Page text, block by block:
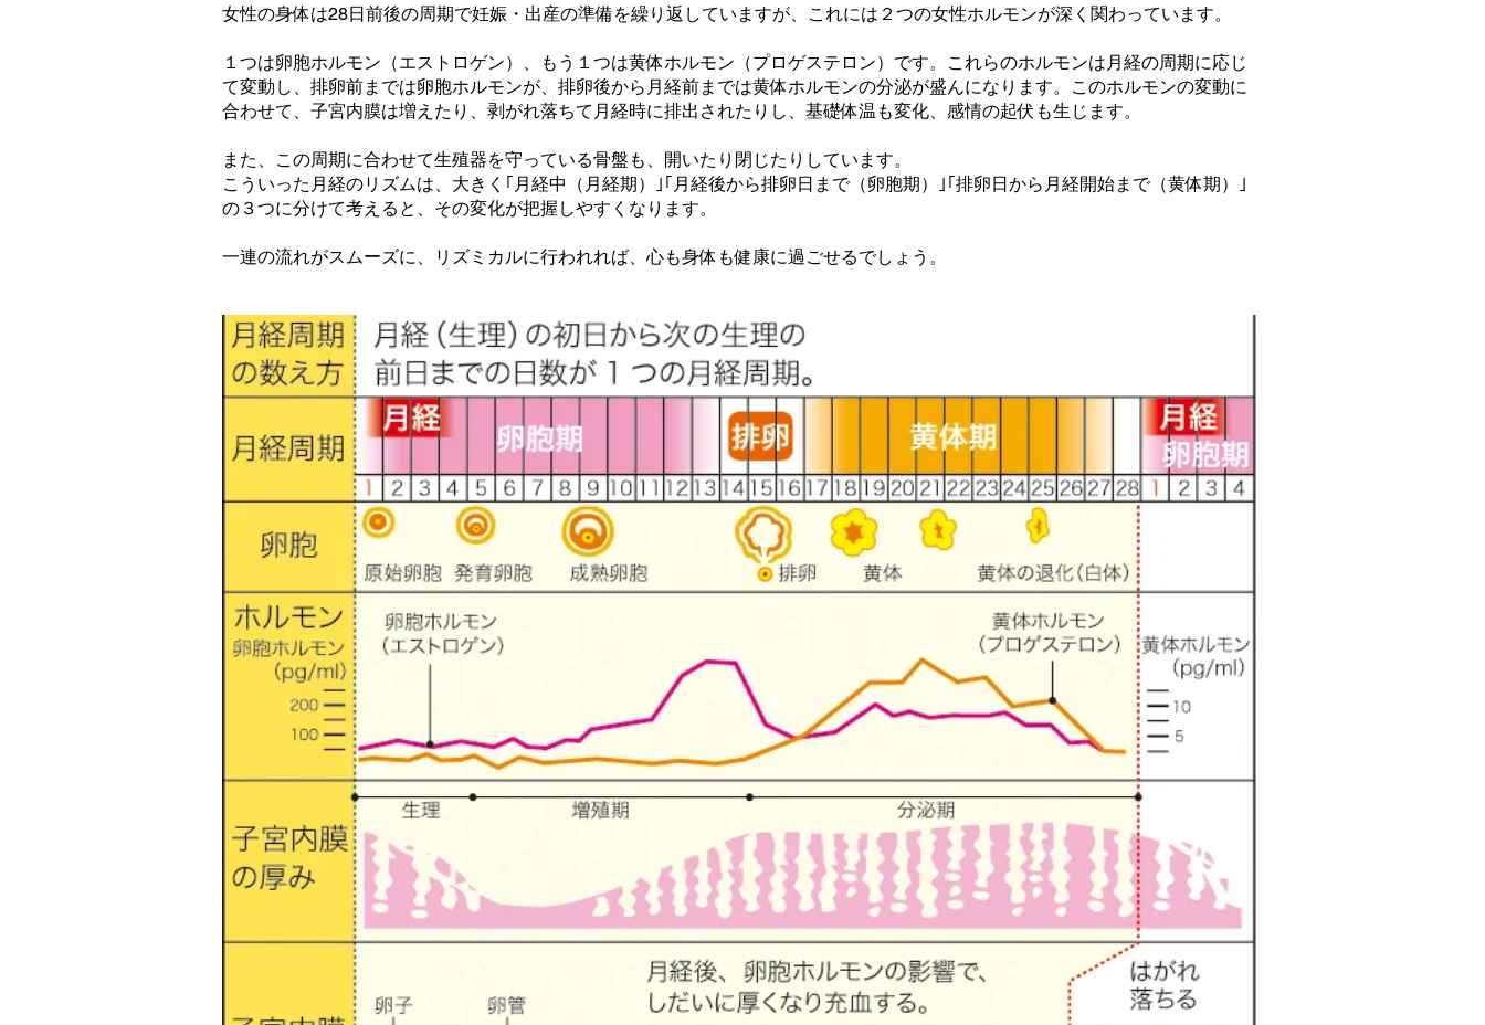
女性の身体は28日前後の周期で妊娠・出産の準備を繰り返していますが、これには２つの女性ホルモンが深く関わっています。
１つは卵胞ホルモン（エストロゲン）、もう１つは黄体ホルモン（プロゲステロン）です。これらのホルモンは月経の周期に応じ
て変動し、排卵前までは卵胞ホルモンが、排卵後から月経前までは黄体ホルモンの分泌が盛んになります。このホルモンの変動に
合わせて、子宮内膜は増えたり、剥がれ落ちて月経時に排出されたりし、基礎体温も変化、感情の起伏も生じます。
また、この周期に合わせて生殖器を守っている骨盤も、開いたり閉じたりしています。
こういった月経のリズムは、大きく｢月経中（月経期）｣｢月経後から排卵日まで（卵胞期）｣｢排卵日から月経開始まで（黄体期）｣
の３つに分けて考えると、その変化が把握しやすくなります。
一連の流れがスムーズに、リズミカルに行われれば、心も身体も健康に過ごせるでしょう。